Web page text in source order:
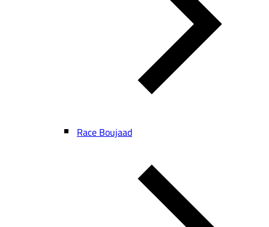
Race Boujaad